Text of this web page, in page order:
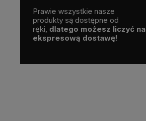
Prawie wszystkie nasze
produkty są dostępne od
ręki, dlatego możesz liczyć na
ekspresową dostawę!